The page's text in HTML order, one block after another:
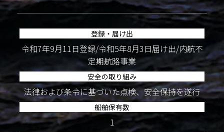
登録・届け出
令和7年9月11日登録/令和5年8月3日届け出/内航不
定期航路事業
安全の取り組み
法律および条令に基づいた点検、安全保持を遂行
船舶保有数
1